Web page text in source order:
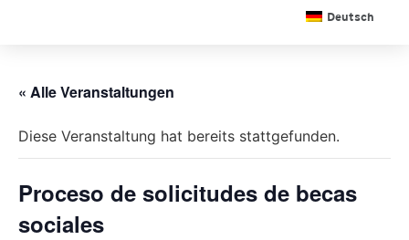
Deutsch
« Alle Veranstaltungen
Diese Veranstaltung hat bereits stattgefunden.
Proceso de solicitudes de becas
sociales